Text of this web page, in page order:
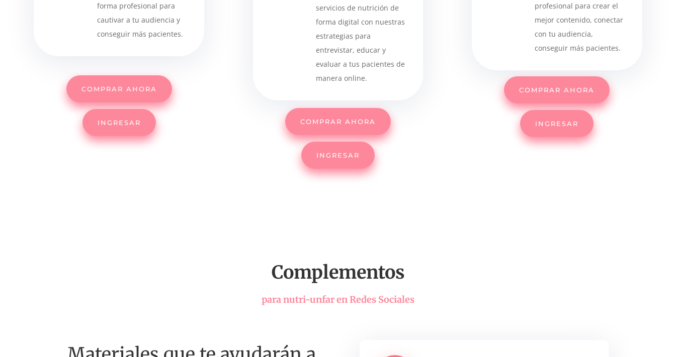
forma profesional para
cautivar a tu audiencia y
conseguir más pacientes.
COMPRAR AHORA
INGRESAR
servicios de nutrición de
forma digital con nuestras
estrategias para
entrevistar, educar y
evaluar a tus pacientes de
manera online.
COMPRAR AHORA
INGRESAR
profesional para crear el
mejor contenido, conectar
con tu audiencia,
conseguir más pacientes.
COMPRAR AHORA
INGRESAR
Complementos
para nutri-unfar en Redes Sociales